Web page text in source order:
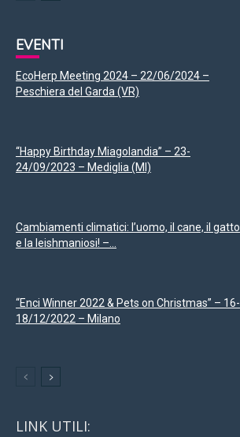
EVENTI
EcoHerp Meeting 2024 – 22/06/2024 –
Peschiera del Garda (VR)
“Happy Birthday Miagolandia” – 23-
24/09/2023 – Mediglia (MI)
Cambiamenti climatici: l’uomo, il cane, il gatto
e la leishmaniosi! –...
“Enci Winner 2022 & Pets on Christmas” – 16-
18/12/2022 – Milano
LINK UTILI: